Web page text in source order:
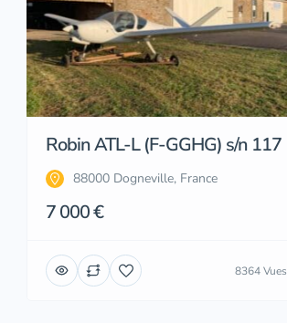
Robin ATL-L (F-GGHG) s/n 117
88000 Dogneville, France
7 000 €
8364 Vues